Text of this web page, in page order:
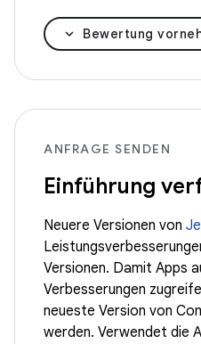
Bewertung
ANFRAGE SENDEN
Einführung
Neuere Versionen von
Versionen. Damit Apps
Verbesserungen
neueste Version von
werden. Verwendet die